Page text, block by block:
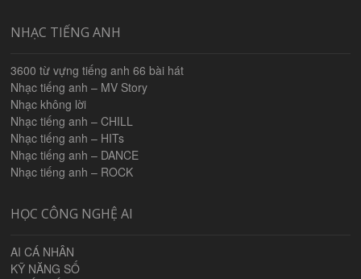
NHẠC TIẾNG ANH
3600 từ vựng tiếng anh 66 bài hát
Nhạc tiếng anh – MV Story
Nhạc không lời
Nhạc tiếng anh – CHILL
Nhạc tiếng anh – HITs
Nhạc tiếng anh – DANCE
Nhạc tiếng anh – ROCK
HỌC CÔNG NGHỆ AI
AI CÁ NHÂN
KỸ NĂNG SỐ